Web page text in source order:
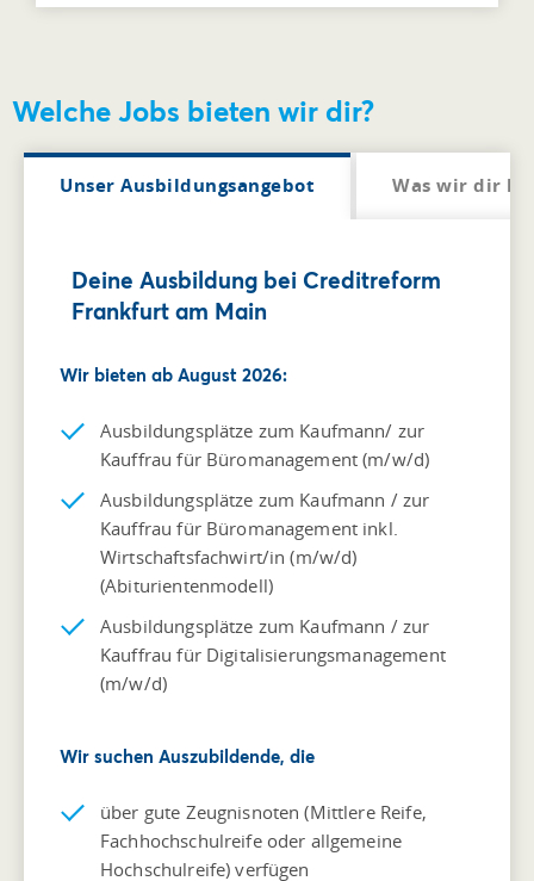
Welche Jobs bieten wir dir?
Unser Ausbildungsangebot Was wir dir
Deine Ausbildung bei Creditreform
Frankfurt am Main
Wir bieten ab August 2026:
Ausbildungsplätze zum Kaufmann/ zur
Kauffrau für Büromanagement (m/w/d)
Ausbildungsplätze zum Kaufmann / zur
Kauffrau für Büromanagement inkl.
Wirtschaftsfachwirt/in (m/w/d)
(Abiturientenmodell)
Ausbildungsplätze zum Kaufmann / zur
Kauffrau für Digitalisierungsmanagement
(m/w/d)
Wir suchen Auszubildende, die
über gute Zeugnisnoten (Mittlere Reife,
Fachhochschulreife oder allgemeine
Hochschulreife) verfügen